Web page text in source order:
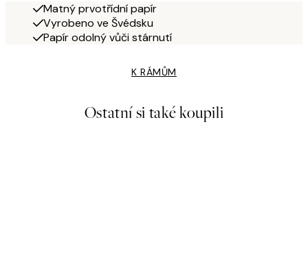
Matný prvotřídní papír
Vyrobeno ve Švédsku
Papír odolný vůči stárnutí
K RÁMŮM
Ostatní si také koupili